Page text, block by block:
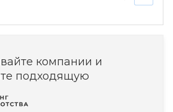
компании и
подходящую